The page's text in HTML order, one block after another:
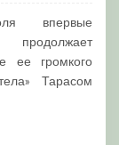
впервые
продолжает
ее громкого
Тарасом